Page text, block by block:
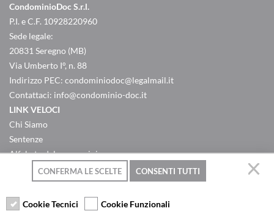
CondominioDoc S.r.l.
P.I. e C.F. 10928220960
Sede legale:
20831 Seregno (MB)
Via Umberto I°, n. 88
Indirizzo PEC: condominiodoc@legalmail.it
Contattaci: info@condominio-doc.it
LINK VELOCI
Chi Siamo
Sentenze
Alfabeto del concominio
Criteri ripartizione spese
Domande & Risposte
Contatti
CONFERMA LE SCELTE CONSENTI TUTTI
Cookie Tecnici Cookie Funzionali